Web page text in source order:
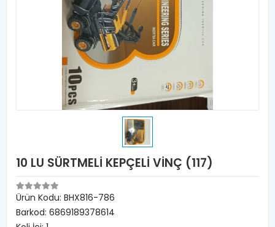
10 LU SÜRTMELİ KEPÇELİ VİNÇ (117)
Ürün Kodu: BHX816-786
Barkod: 6869189378614